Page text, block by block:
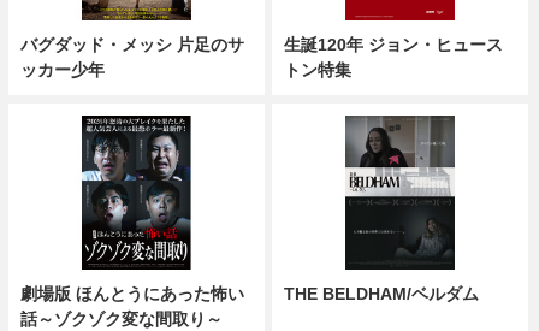
バグダッド・メッシ 片足のサ
ッカー少年
生誕120年 ジョン・ヒュース
トン特集
劇場版 ほんとうにあった怖い
話～ゾクゾク変な間取り～
THE BELDHAM/ベルダム